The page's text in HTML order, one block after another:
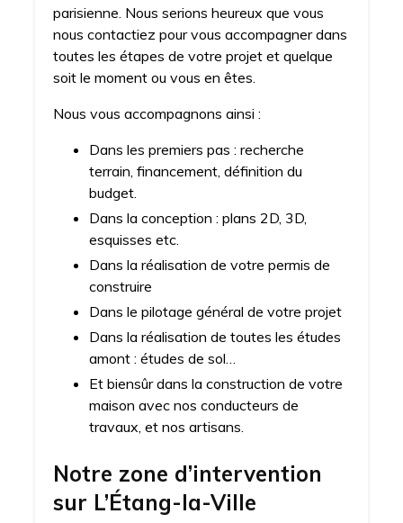
parisienne. Nous serions heureux que vous
nous contactiez pour vous accompagner dans
toutes les étapes de votre projet et quelque
soit le moment ou vous en êtes.
Nous vous accompagnons ainsi :
Dans les premiers pas : recherche
terrain, financement, définition du
budget.
Dans la conception : plans 2D, 3D,
esquisses etc.
Dans la réalisation de votre permis de
construire
Dans le pilotage général de votre projet
Dans la réalisation de toutes les études
amont : études de sol…
Et biensûr dans la construction de votre
maison avec nos conducteurs de
travaux, et nos artisans.
Notre zone d’intervention
sur L’Étang-la-Ville